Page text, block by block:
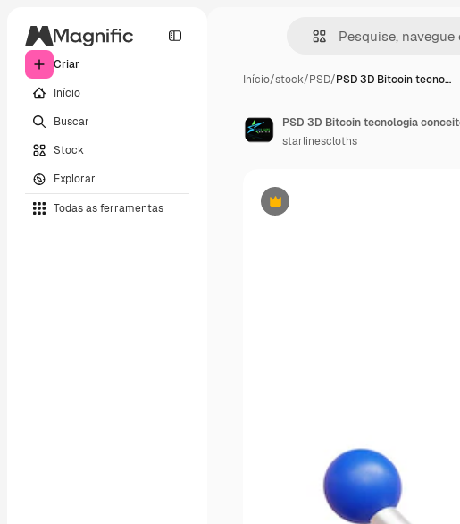
Criar
Início
Buscar
Stock
Explorar
Todas as ferramentas
Início/stock/PSD/PSD 3D Bitcoin tecno…
Premium
starlinescloths